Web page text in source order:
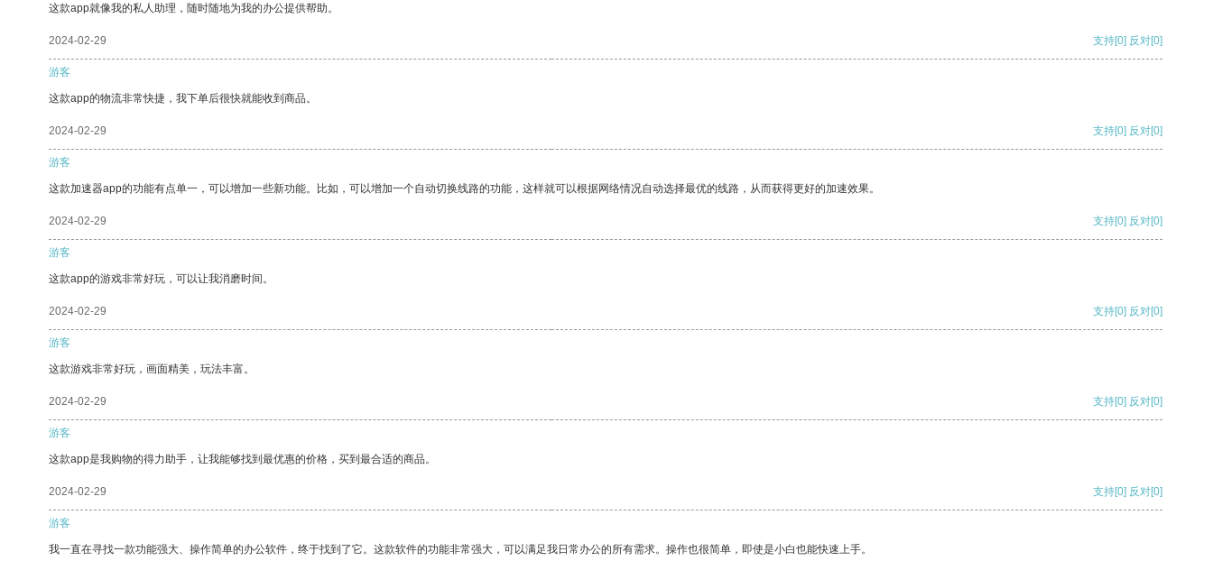
这款app就像我的私人助理，随时随地为我的办公提供帮助。
2024-02-29 支持[0] 反对[0]
游客
这款app的物流非常快捷，我下单后很快就能收到商品。
2024-02-29 支持[0] 反对[0]
游客
这款加速器app的功能有点单一，可以增加一些新功能。比如，可以增加一个自动切换线路的功能，这样就可以根据网络情况自动选择最优的线路，从而获得更好的加速效果。
2024-02-29 支持[0] 反对[0]
游客
这款app的游戏非常好玩，可以让我消磨时间。
2024-02-29 支持[0] 反对[0]
游客
这款游戏非常好玩，画面精美，玩法丰富。
2024-02-29 支持[0] 反对[0]
游客
这款app是我购物的得力助手，让我能够找到最优惠的价格，买到最合适的商品。
2024-02-29 支持[0] 反对[0]
游客
我一直在寻找一款功能强大、操作简单的办公软件，终于找到了它。这款软件的功能非常强大，可以满足我日常办公的所有需求。操作也很简单，即使是小白也能快速上手。